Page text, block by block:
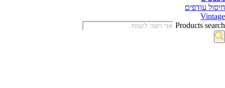
חיסול עודפים
Vintage
Products search